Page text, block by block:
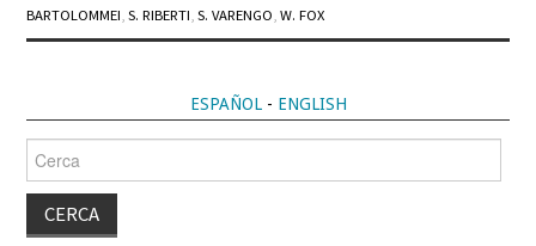
BARTOLOMMEI,S. RIBERTI,S. VARENGO,W. FOX
ESPAÑOL- ENGLISH
Cerca
per: